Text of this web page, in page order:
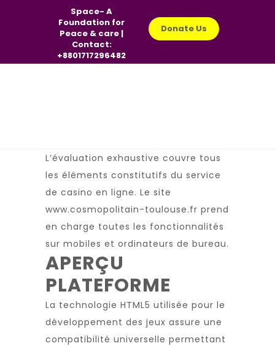
Space- A
Foundation for
Peace & care |
Contact:
+8801717296482
Donate Us
L’évaluation exhaustive couvre tous
les éléments constitutifs du service
de casino en ligne. Le site
www.cosmopolitain-toulouse.fr prend
en charge toutes les fonctionnalités
sur mobiles et ordinateurs de bureau.
APERÇU
PLATEFORME
La technologie HTML5 utilisée pour le
développement des jeux assure une
compatibilité universelle permettant